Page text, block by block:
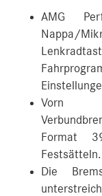
AMG
Nappa/
Vorn
Format
Festsätteln.
Die